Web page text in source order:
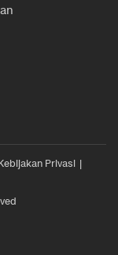
Privasi